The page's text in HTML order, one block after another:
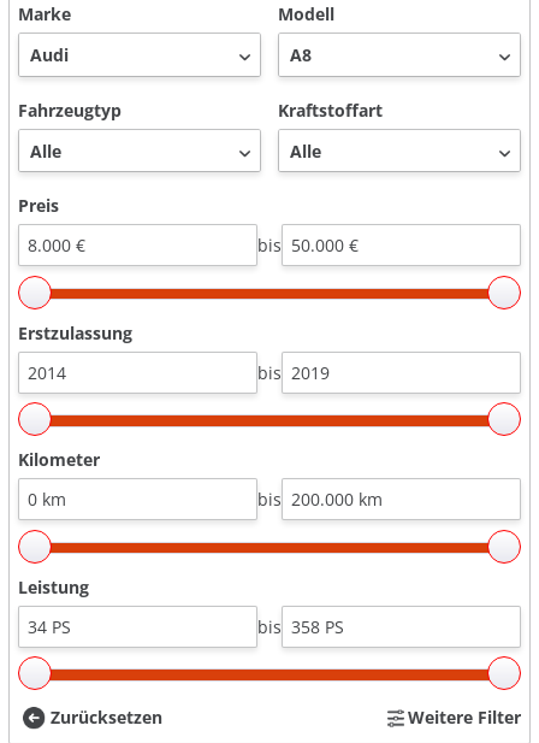
Marke
Modell
Fahrzeugtyp Kraftstoffart
Preis
bis
Erstzulassung
bis
Kilometer
bis
Leistung
bis
Zurücksetzen Weitere Filter